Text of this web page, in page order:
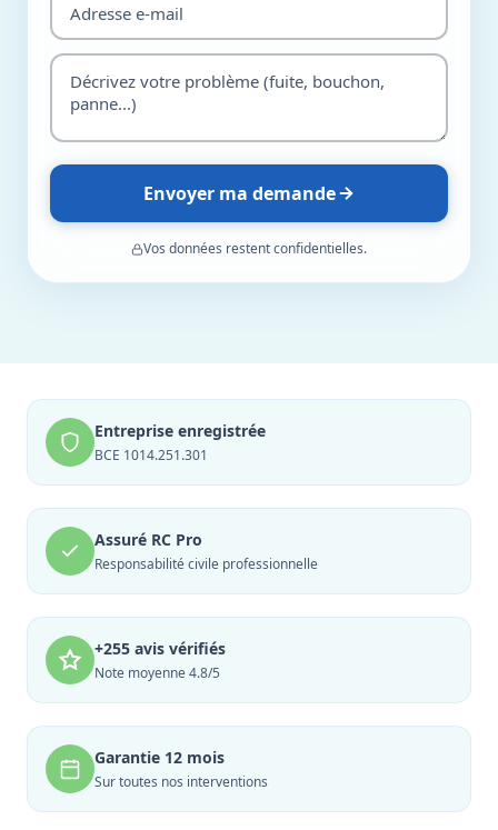
Envoyer ma demande
Vos données restent confidentielles.
Entreprise enregistrée
BCE 1014.251.301
Assuré RC Pro
Responsabilité civile professionnelle
+255 avis vérifiés
Note moyenne 4.8/5
Garantie 12 mois
Sur toutes nos interventions